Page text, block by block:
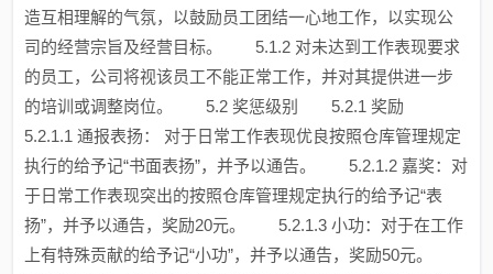
造互相理解的气氛，以鼓励员工团结一心地工作，以实现公
司的经营宗旨及经营目标。 5.1.2 对未达到工作表现要求
的员工，公司将视该员工不能正常工作，并对其提供进一步
的培训或调整岗位。 5.2 奖惩级别 5.2.1 奖励
5.2.1.1 通报表扬： 对于日常工作表现优良按照仓库管理规定
执行的给予记“书面表扬”，并予以通告。 5.2.1.2 嘉奖：对
于日常工作表现突出的按照仓库管理规定执行的给予记“表
扬”，并予以通告，奖励20元。 5.2.1.3 小功：对于在工作
上有特殊贡献的给予记“小功”，并予以通告，奖励50元。